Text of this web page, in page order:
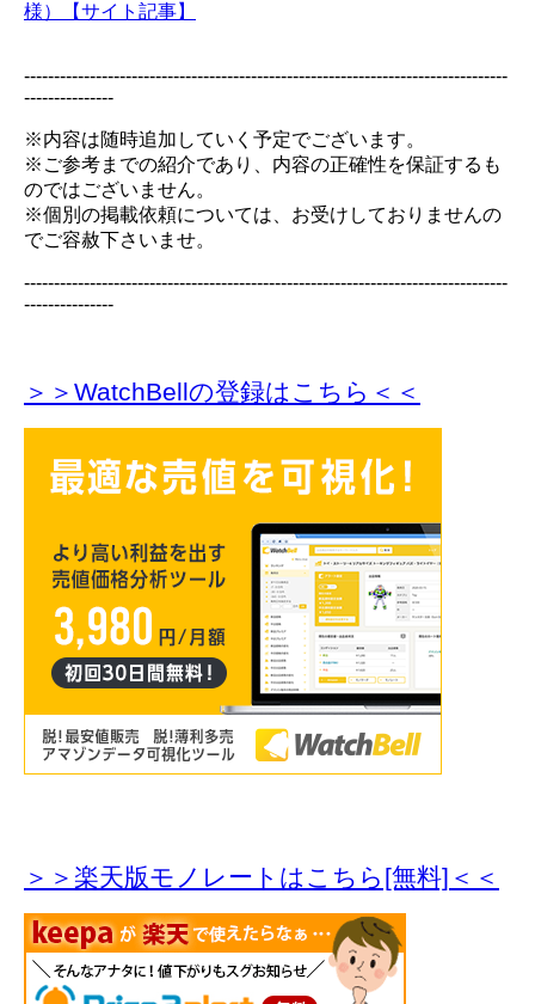
様）【サイト記事】
---------------------------------------------------------------------------------
---------------
※内容は随時追加していく予定でございます。
※ご参考までの紹介であり、内容の正確性を保証するも
のではございません。
※個別の掲載依頼については、お受けしておりませんの
でご容赦下さいませ。
---------------------------------------------------------------------------------
---------------
＞＞WatchBellの登録はこちら＜＜
＞＞楽天版モノレートはこちら[無料]＜＜